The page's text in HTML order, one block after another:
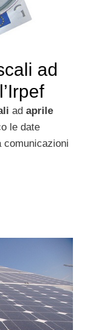
ad
ad aprile
le date
comunicazioni